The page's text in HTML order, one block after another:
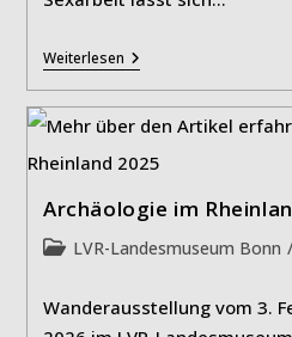
WeiterlesenSEX
WORK
–
Eine
Kulturgeschichte
Der
Sexarbeit
Archäologie im
Beitrags-
LVR-Landesmuseum Bonn /
Wanderausstellung vom 3.